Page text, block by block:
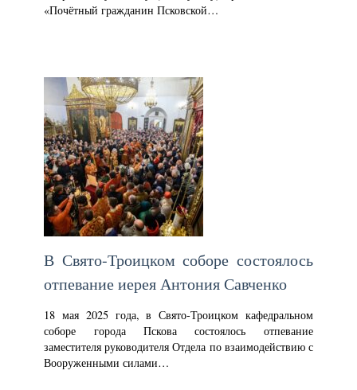
«Почётный гражданин Псковской…
В Свято-Троицком соборе состоялось
отпевание иерея Антония Савченко
18 мая 2025 года, в Свято-Троицком кафедральном
соборе города Пскова состоялось отпевание
заместителя руководителя Отдела по взаимодействию с
Вооруженными силами…